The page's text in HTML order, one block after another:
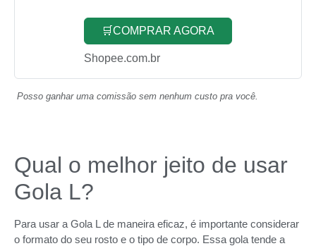
🛒COMPRAR AGORA
Shopee.com.br
Posso ganhar uma comissão sem nenhum custo pra você.
Qual o melhor jeito de usar
Gola L?
Para usar a Gola L de maneira eficaz, é importante considerar
o formato do seu rosto e o tipo de corpo. Essa gola tende a